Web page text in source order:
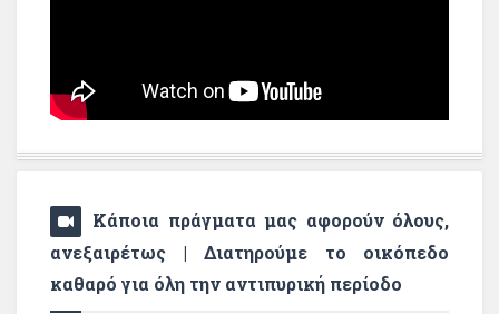
Κάποια πράγματα μας αφορούν όλους,
ανεξαιρέτως | Διατηρούμε το οικόπεδο
καθαρό για όλη την αντιπυρική περίοδο